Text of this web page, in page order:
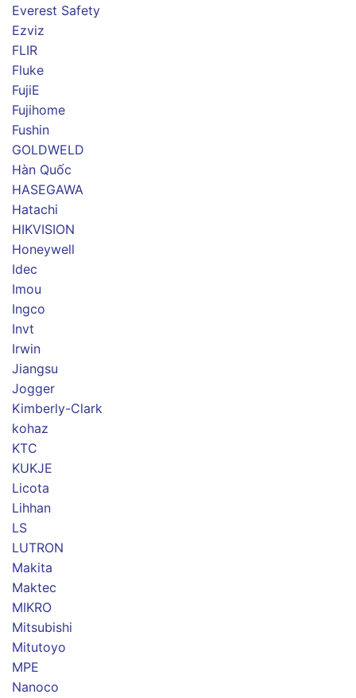
Everest Safety
Ezviz
FLIR
Fluke
FujiE
Fujihome
Fushin
GOLDWELD
Hàn Quốc
HASEGAWA
Hatachi
HIKVISION
Honeywell
Idec
Imou
Ingco
Invt
Irwin
Jiangsu
Jogger
Kimberly-Clark
kohaz
KTC
KUKJE
Licota
Lihhan
LS
LUTRON
Makita
Maktec
MIKRO
Mitsubishi
Mitutoyo
MPE
Nanoco